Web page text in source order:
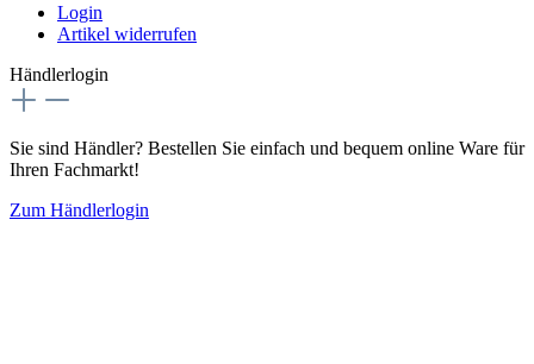
Login
Artikel widerrufen
Händlerlogin
Sie sind Händler? Bestellen Sie einfach und bequem online Ware für
Ihren Fachmarkt!
Zum Händlerlogin